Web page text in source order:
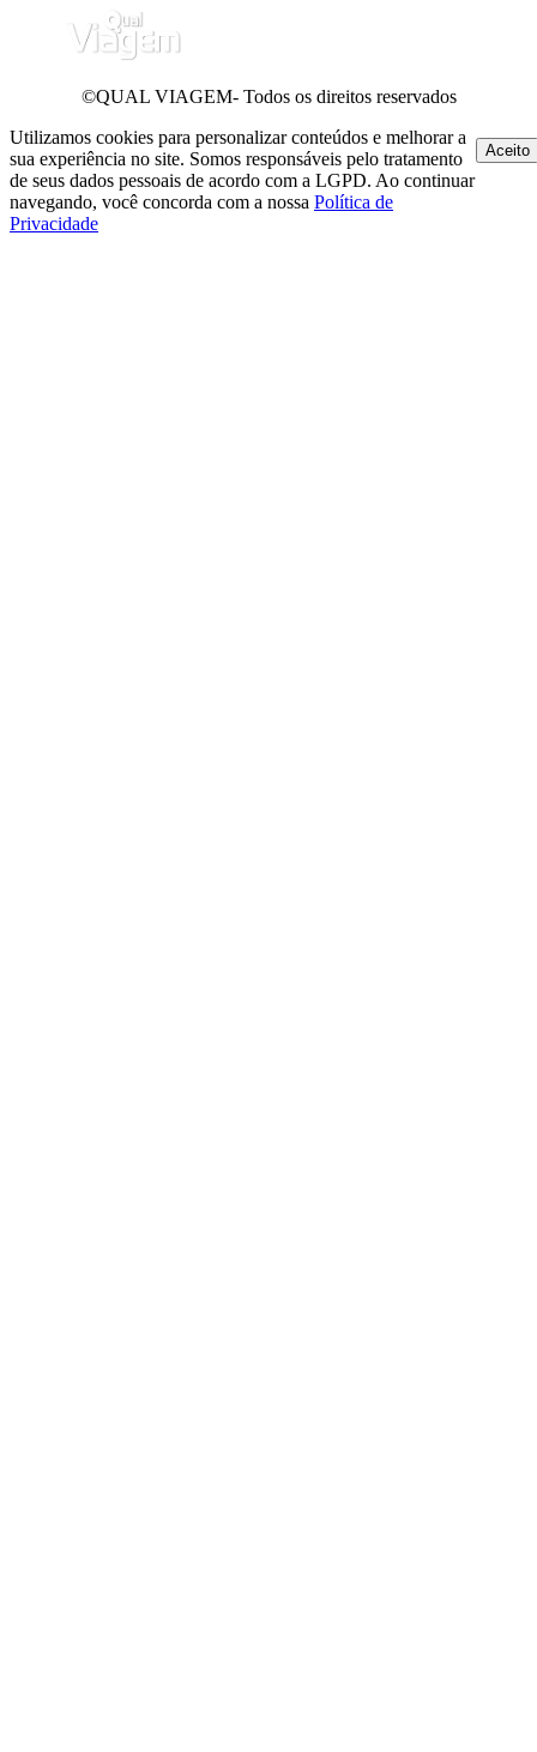
©QUAL VIAGEM- Todos os direitos reservados
Utilizamos cookies para personalizar conteúdos e melhorar a
sua experiência no site. Somos responsáveis pelo tratamento
de seus dados pessoais de acordo com a LGPD. Ao continuar
navegando, você concorda com a nossa Política de
Privacidade
Aceito